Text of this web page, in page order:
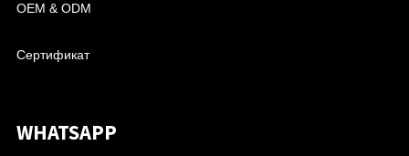
OEM & ODM
Сертификат
WHATSAPP